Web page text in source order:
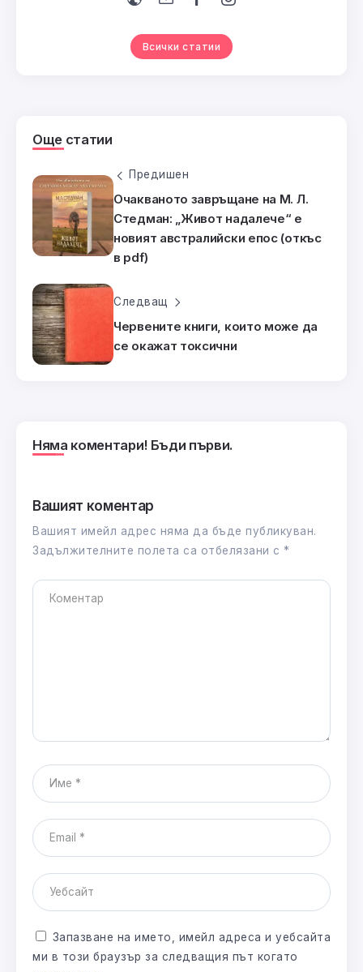
Всички статии
Още статии
Предишен
Очакваното завръщане на М. Л.
Стедман: „Живот надалече“ е
новият австралийски епос (откъс
в pdf)
Следващ
Червените книги, които може да
се окажат токсични
Няма коментари! Бъди първи.
Вашият коментар
Вашият имейл адрес няма да бъде публикуван.
Задължителните полета са отбелязани с *
Запазване на името, имейл адреса и уебсайта
ми в този браузър за следващия път когато